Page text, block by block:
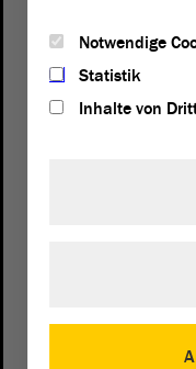
Notwendige
Statistik
Inhalte von